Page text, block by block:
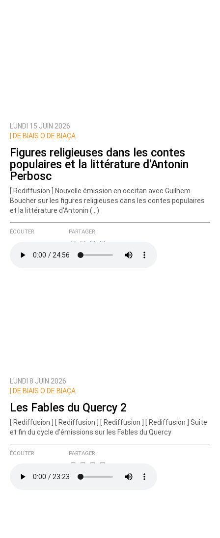
LUNDI 15 JUIN 2026
DE BIAIS O DE BIAÇA
Figures religieuses dans les contes
populaires et la littérature d'Antonin
Perbosc
[ Rediffusion ] Nouvelle émission en occitan avec Guilhem
Boucher sur les figures religieuses dans les contes populaires
et la littérature d'Antonin (…)
ÉCOUTER PARTAGER
LUNDI 8 JUIN 2026
DE BIAIS O DE BIAÇA
Les Fables du Quercy 2
[ Rediffusion ] [ Rediffusion ] [ Rediffusion ] [ Rediffusion ] Suite
et fin du cycle d’émissions sur les Fables du Quercy
ÉCOUTER PARTAGER